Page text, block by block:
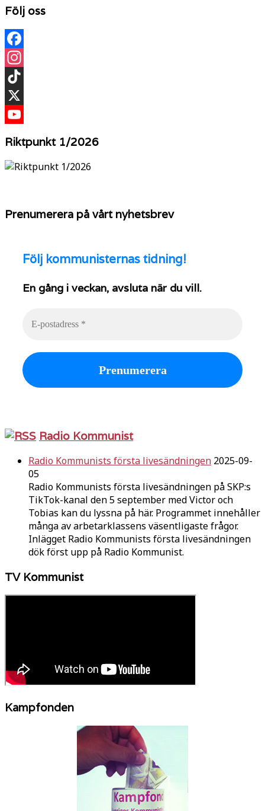
Följ oss
Facebook
Instagram
TikTok
X
Riktpunkt 1/2026
Prenumerera på vårt nyhetsbrev
Följ kommunisternas tidning!
En gång i veckan, avsluta när du vill.
Radio Kommunist
Radio Kommunists första livesändningen 2025-09-
05
Radio Kommunists första livesändningen på SKP:s
TikTok-kanal den 5 september med Victor och
Tobias kan du lyssna på här. Programmet innehåller
många av arbetarklassens väsentligaste frågor.
Inlägget Radio Kommunists första livesändningen
dök först upp på Radio Kommunist.
TV Kommunist
Kampfonden